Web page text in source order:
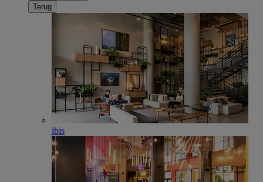
Terug
ibis